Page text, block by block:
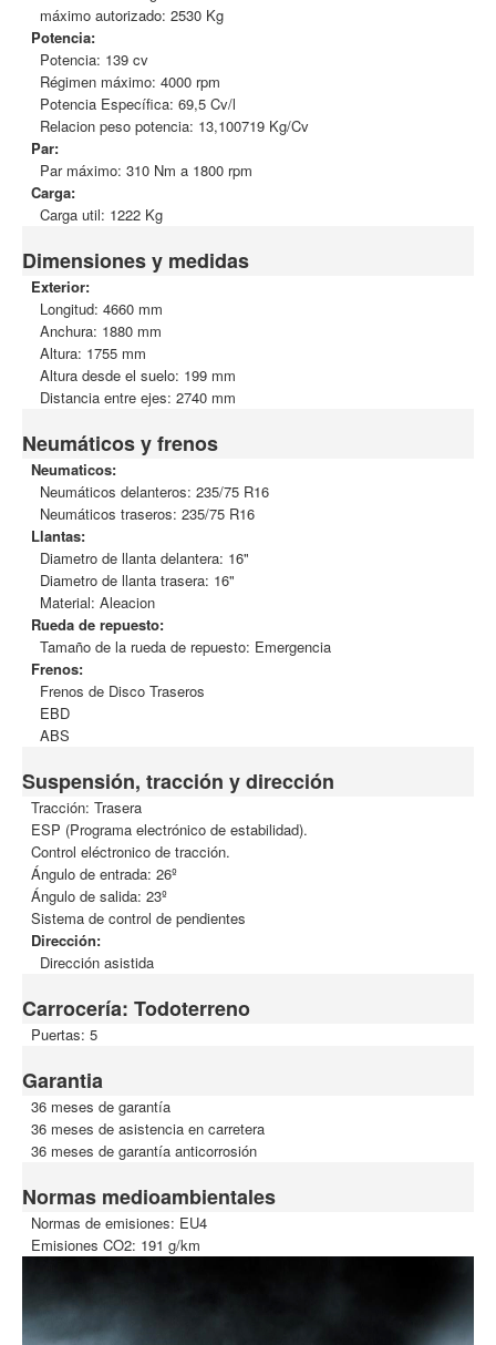
máximo autorizado: 2530 Kg
Potencia:
Potencia: 139 cv
Régimen máximo: 4000 rpm
Potencia Específica: 69,5 Cv/l
Relacion peso potencia: 13,100719 Kg/Cv
Par:
Par máximo: 310 Nm a 1800 rpm
Carga:
Carga util: 1222 Kg
Dimensiones y medidas
Exterior:
Longitud: 4660 mm
Anchura: 1880 mm
Altura: 1755 mm
Altura desde el suelo: 199 mm
Distancia entre ejes: 2740 mm
Neumáticos y frenos
Neumaticos:
Neumáticos delanteros: 235/75 R16
Neumáticos traseros: 235/75 R16
Llantas:
Diametro de llanta delantera: 16"
Diametro de llanta trasera: 16"
Material: Aleacion
Rueda de repuesto:
Tamaño de la rueda de repuesto: Emergencia
Frenos:
Frenos de Disco Traseros
EBD
ABS
Suspensión, tracción y dirección
Tracción: Trasera
ESP (Programa electrónico de estabilidad).
Control eléctronico de tracción.
Ángulo de entrada: 26º
Ángulo de salida: 23º
Sistema de control de pendientes
Dirección:
Dirección asistida
Carrocería: Todoterreno
Puertas: 5
Garantia
36 meses de garantía
36 meses de asistencia en carretera
36 meses de garantía anticorrosión
Normas medioambientales
Normas de emisiones: EU4
Emisiones CO2: 191 g/km